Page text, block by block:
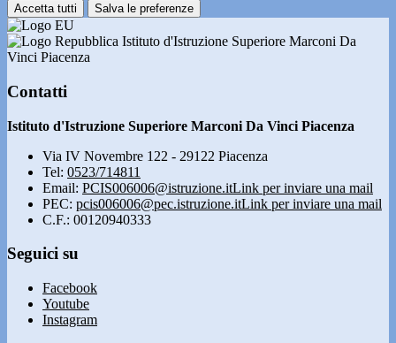
Accetta tutti Salva le preferenze
Istituto d'Istruzione Superiore Marconi Da
Vinci Piacenza
Contatti
Istituto d'Istruzione Superiore Marconi Da Vinci Piacenza
Via IV Novembre 122 - 29122 Piacenza
Tel: 0523/714811
Email: PCIS006006@istruzione.itLink per inviare una mail
PEC: pcis006006@pec.istruzione.itLink per inviare una mail
C.F.: 00120940333
Seguici su
Facebook
Youtube
Instagram